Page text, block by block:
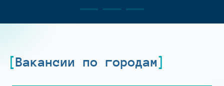
Вакансии по городам